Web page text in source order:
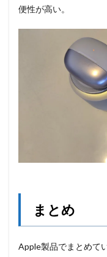
便性が高い。
まとめ
Apple製品でまとめて